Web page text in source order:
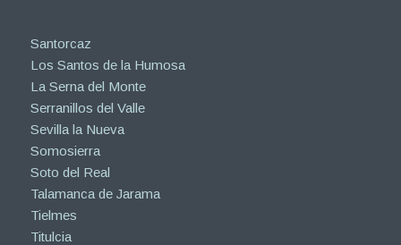
Santorcaz
Los Santos de la Humosa
La Serna del Monte
Serranillos del Valle
Sevilla la Nueva
Somosierra
Soto del Real
Talamanca de Jarama
Tielmes
Titulcia